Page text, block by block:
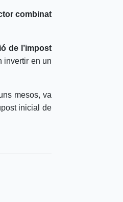
combinat
de l’impost
invertir en un
mesos, va
inicial de